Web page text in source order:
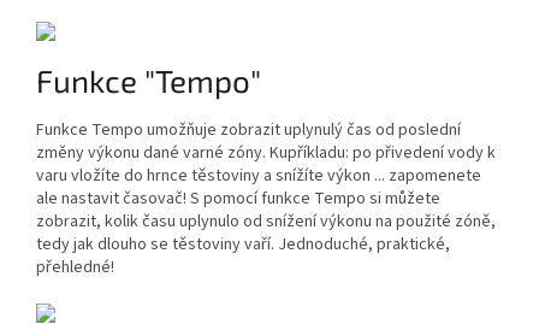
Funkce "Tempo"
Funkce Tempo umožňuje zobrazit uplynulý čas od poslední
změny výkonu dané varné zóny. Kupříkladu: po přivedení vody k
varu vložíte do hrnce těstoviny a snížíte výkon ... zapomenete
ale nastavit časovač! S pomocí funkce Tempo si můžete
zobrazit, kolik času uplynulo od snížení výkonu na použité zóně,
tedy jak dlouho se těstoviny vaří. Jednoduché, praktické,
přehledné!